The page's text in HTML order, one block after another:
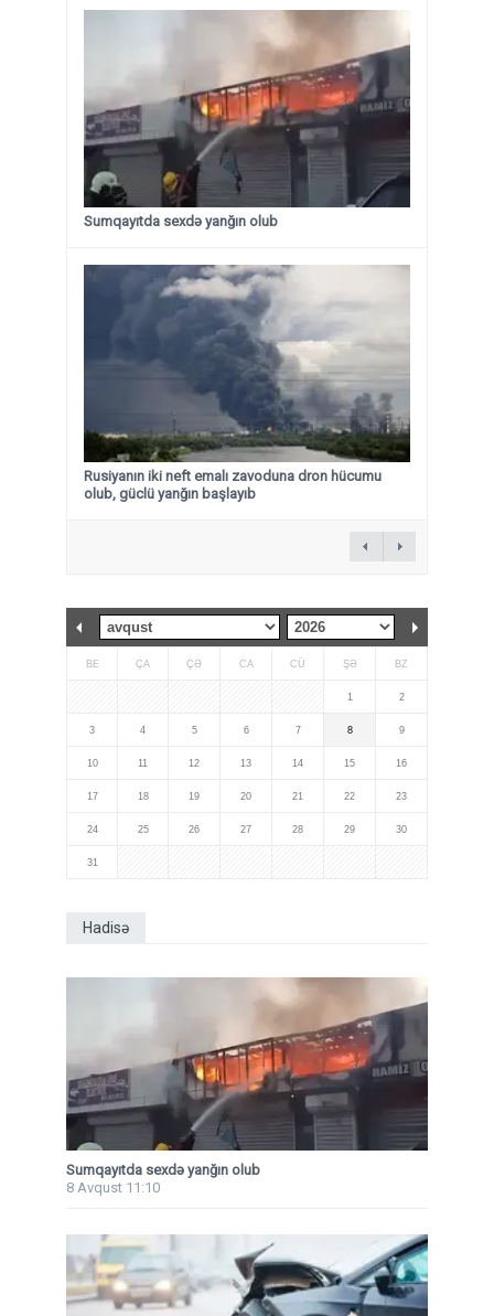
Sumqayıtda sexdə yanğın olub
Rusiyanın iki neft emalı zavoduna dron hücumu
olub, güclü yanğın başlayıb
BE ÇA ÇƏ CA CÜ ŞƏ BZ
1 2
3 4 5 6 7 8 9
10 11 12 13 14 15 16
17 18 19 20 21 22 23
24 25 26 27 28 29 30
31
Hadisə
Sumqayıtda sexdə yanğın olub
8 Avqust 11:10